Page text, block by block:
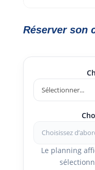
Réserver son
Le planning